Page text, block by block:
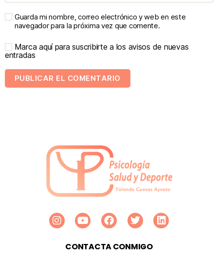
Guarda mi nombre, correo electrónico y web en este
navegador para la próxima vez que comente.
Marca aquí para suscribirte a los avisos de nuevas
entradas
CONTACTA CONMIGO